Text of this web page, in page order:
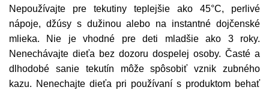
Nepoužívajte pre tekutiny teplejšie ako 45°C, perlivé
nápoje, džúsy s dužinou alebo na instantné dojčenské
mlieka. Nie je vhodné pre deti mladšie ako 3 roky.
Nenechávajte dieťa bez dozoru dospelej osoby. Časté a
dlhodobé sanie tekutín môže spôsobiť vznik zubného
kazu. Nenechajte dieťa pri používaní s produktom behať